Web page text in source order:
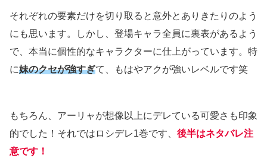
それぞれの要素だけを切り取ると意外とありきたりのよう
にも思います。しかし、登場キャラ全員に裏表があるよう
で、本当に個性的なキャラクターに仕上がっています。特
に妹のクセが強すぎて、もはやアクが強いレベルです笑
もちろん、アーリャが想像以上にデレている可愛さも印象
的でした！それではロシデレ1巻です、 後半はネタバレ注
意です！